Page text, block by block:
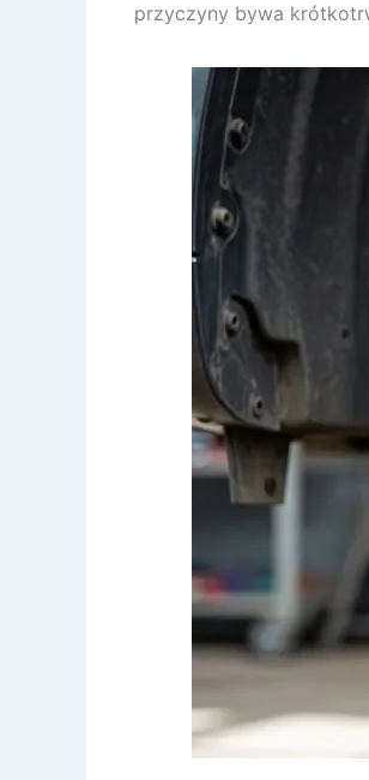
przyczyny bywa